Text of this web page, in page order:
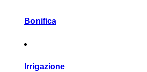
Bonifica
Irrigazione